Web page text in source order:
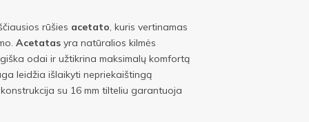
rūšies acetato, kuris vertinamas
Acetatas yra natūralios kilmės
odai ir užtikrina maksimalų komfortą
leidžia išlaikyti nepriekaištingą
su 16 mm tilteliu garantuoja